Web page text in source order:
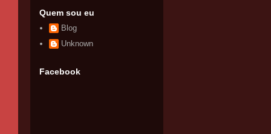
Quem sou eu
Blog
Unknown
Facebook